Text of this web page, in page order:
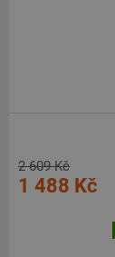
2 609 Kč
1 488 Kč